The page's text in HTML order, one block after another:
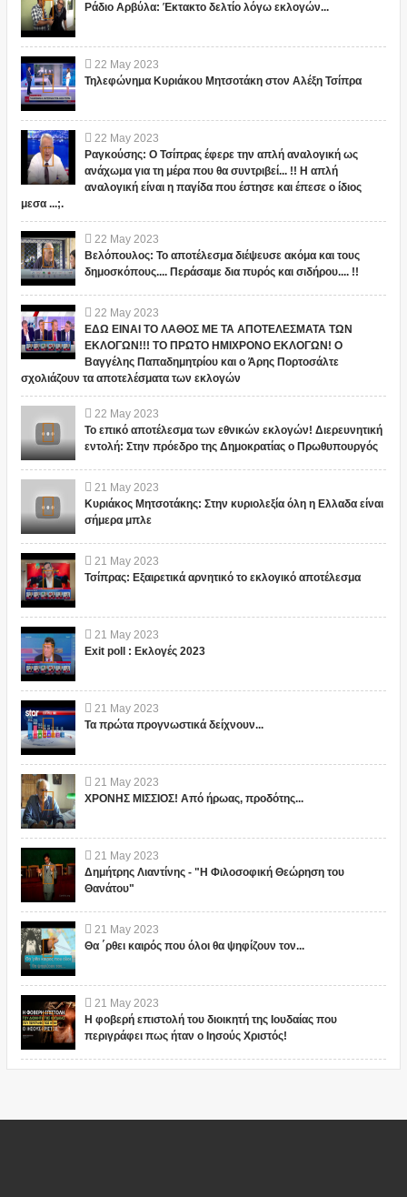
Ράδιο Αρβύλα: Έκτακτο δελτίο λόγω εκλογών...
22 May 2023
Τηλεφώνημα Κυριάκου Μητσοτάκη στον Αλέξη Τσίπρα
22 May 2023
Ραγκούσης: Ο Τσίπρας έφερε την απλή αναλογική ως
ανάχωμα για τη μέρα που θα συντριβεί... !! Η απλή
αναλογική είναι η παγίδα που έστησε και έπεσε ο ίδιος
μεσα ...;.
22 May 2023
Βελόπουλος: Το αποτέλεσμα διέψευσε ακόμα και τους
δημοσκόπους.... Περάσαμε δια πυρός και σιδήρου.... !!
22 May 2023
ΕΔΩ ΕΙΝΑΙ ΤΟ ΛΑΘΟΣ ΜΕ ΤΑ ΑΠΟΤΕΛΕΣΜΑΤΑ ΤΩΝ
ΕΚΛΟΓΩΝ!!! ΤΟ ΠΡΩΤΟ ΗΜΙΧΡΟΝΟ ΕΚΛΟΓΩΝ! Ο
Βαγγέλης Παπαδημητρίου και ο Άρης Πορτοσάλτε
σχολιάζουν τα αποτελέσματα των εκλογών
22 May 2023
Το επικό αποτέλεσμα των εθνικών εκλογών! Διερευνητική
εντολή: Στην πρόεδρο της Δημοκρατίας ο Πρωθυπουργός
21 May 2023
Κυριάκος Μητσοτάκης: Στην κυριολεξία όλη η Ελλαδα είναι
σήμερα μπλε
21 May 2023
Τσίπρας: Εξαιρετικά αρνητικό το εκλογικό αποτέλεσμα
21 May 2023
Exit poll : Εκλογές 2023
21 May 2023
Τα πρώτα προγνωστικά δείχνουν...
21 May 2023
ΧΡΟΝΗΣ ΜΙΣΣΙΟΣ! Από ήρωας, προδότης...
21 May 2023
Δημήτρης Λιαντίνης - "Η Φιλοσοφική Θεώρηση του
Θανάτου"
21 May 2023
Θα ΄ρθει καιρός που όλοι θα ψηφίζουν τον...
21 May 2023
Η φοβερή επιστολή του διοικητή της Ιουδαίας που
περιγράφει πως ήταν ο Ιησούς Χριστός!